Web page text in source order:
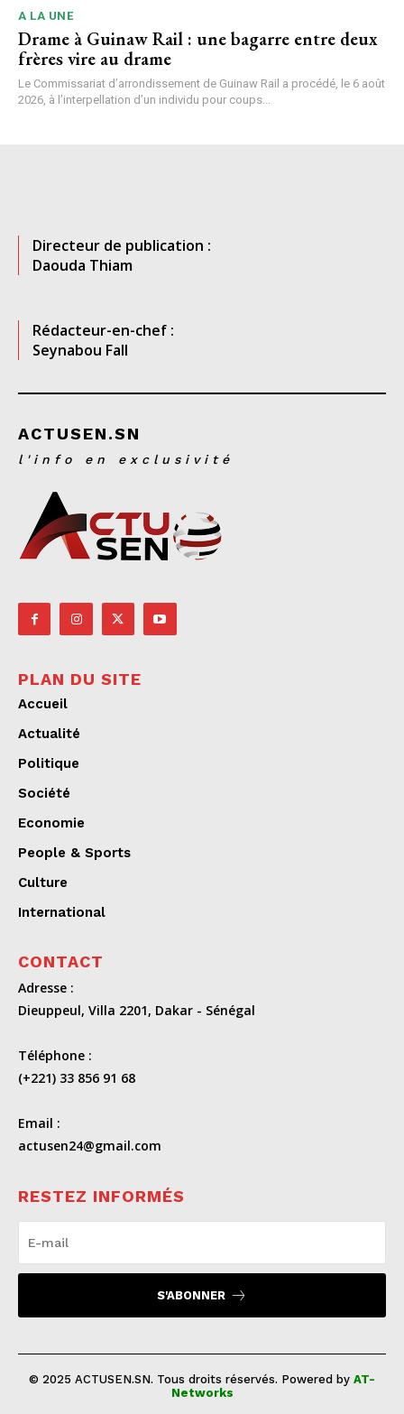
A LA UNE
Drame à Guinaw Rail : une bagarre entre deux
frères vire au drame
Le Commissariat d’arrondissement de Guinaw Rail a procédé, le 6 août
2026, à l’interpellation d’un individu pour coups...
Directeur de publication :
Daouda Thiam
Rédacteur-en-chef :
Seynabou Fall
ACTUSEN.SN
l'info en exclusivité
PLAN DU SITE
Accueil
Actualité
Politique
Société
Economie
People & Sports
Culture
International
CONTACT
Adresse :
Dieuppeul, Villa 2201, Dakar - Sénégal
Téléphone :
(+221) 33 856 91 68
Email :
actusen24@gmail.com
RESTEZ INFORMÉS
S'ABONNER
© 2025 ACTUSEN.SN. Tous droits réservés. Powered by AT-
Networks